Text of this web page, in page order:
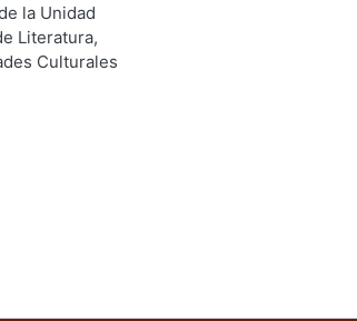
,1985)
Enrique
la Unidad
Literatura,
Culturales